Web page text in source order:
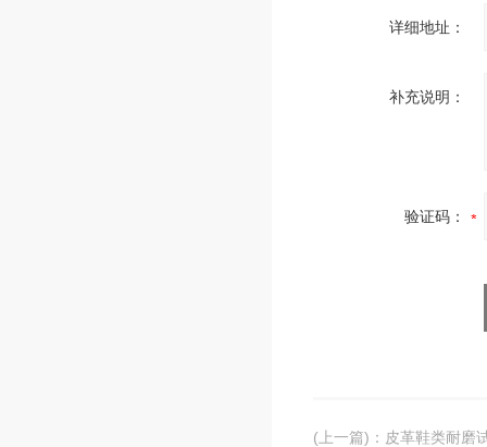
详细地址：
补充说明：
验证码：
(上一篇) ： 皮革鞋类耐磨